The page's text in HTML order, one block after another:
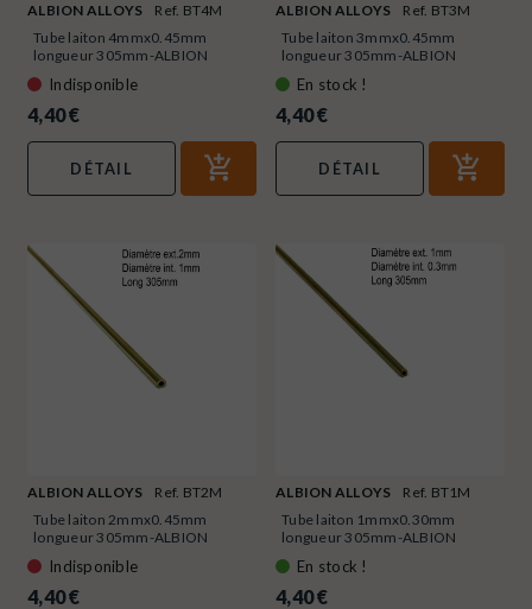
ALBION ALLOYS
Ref. BT4M
Tube laiton 4mmx0.45mm
longueur 305mm-ALBION
ALLOYS...
Indisponible
4,40 €
DÉTAIL
ALBION ALLOYS
Ref. BT3M
Tube laiton 3mmx0.45mm
longueur 305mm-ALBION
ALLOYS...
En stock !
4,40 €
DÉTAIL
ALBION ALLOYS
Ref. BT2M
Tube laiton 2mmx0.45mm
longueur 305mm-ALBION
Indisponible
4,40 €
ALBION ALLOYS
Ref. BT1M
Tube laiton 1mmx0.30mm
longueur 305mm-ALBION
En stock !
4,40 €